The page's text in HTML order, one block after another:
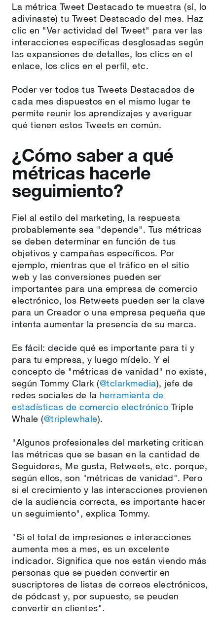
La métrica Tweet Destacado te muestra (sí, lo
adivinaste) tu Tweet Destacado del mes. Haz
clic en "Ver actividad del Tweet" para ver las
interacciones específicas desglosadas según
las expansiones de detalles, los clics en el
enlace, los clics en el perfil, etc.
Poder ver todos tus Tweets Destacados de
cada mes dispuestos en el mismo lugar te
permite reunir los aprendizajes y averiguar
qué tienen estos Tweets en común.
¿Cómo saber a qué
métricas hacerle
seguimiento?
Fiel al estilo del marketing, la respuesta
probablemente sea "depende". Tus métricas
se deben determinar en función de tus
objetivos y campañas específicos. Por
ejemplo, mientras que el tráfico en el sitio
web y las conversiones pueden ser
importantes para una empresa de comercio
electrónico, los Retweets pueden ser la clave
para un Creador o una empresa pequeña que
intenta aumentar la presencia de su marca.
Es fácil: decide qué es importante para ti y
para tu empresa, y luego mídelo. Y el
concepto de "métricas de vanidad" no existe,
según Tommy Clark (@tclarkmedia), jefe de
redes sociales de la herramienta de
estadísticas de comercio electrónico Triple
Whale (@triplewhale).
"Algunos profesionales del marketing critican
las métricas que se basan en la cantidad de
Seguidores, Me gusta, Retweets, etc. porque,
según ellos, son "métricas de vanidad". Pero
si el crecimiento y las interacciones provienen
de la audiencia correcta, es importante hacer
un seguimiento", explica Tommy.
"Si el total de impresiones e interacciones
aumenta mes a mes, es un excelente
indicador. Significa que nos están viendo más
personas que se pueden convertir en
suscriptores de listas de correos electrónicos,
de pódcast y, por supuesto, se peuden
convertir en clientes".